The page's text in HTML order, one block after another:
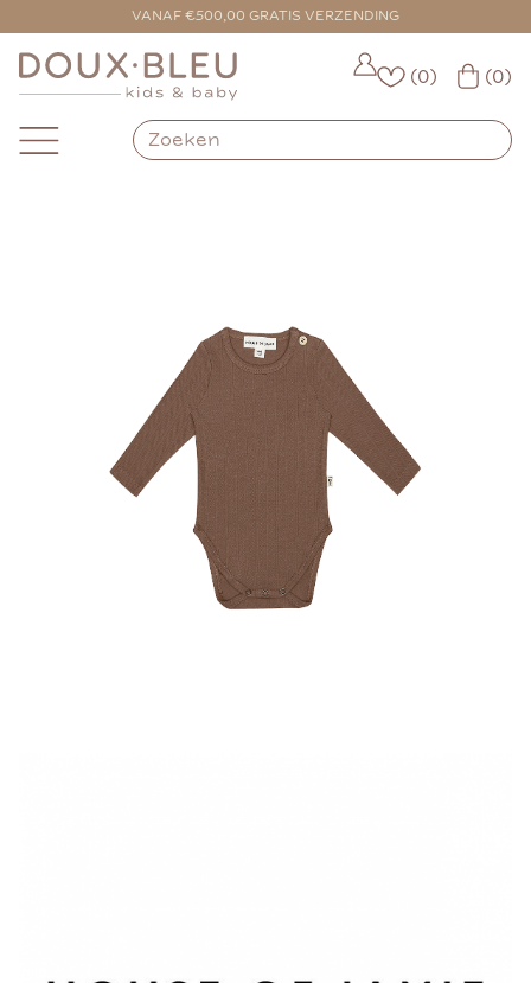
VANAF €500,00 GRATIS VERZENDING
VOOR 16:00 BESTELD = VANDAAG VERZONDEN
(0) (0)